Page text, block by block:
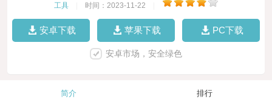
工具 时间：2023-11-22
安卓下载 苹果下载 PC下载
安卓市场，安全绿色
简介 排行